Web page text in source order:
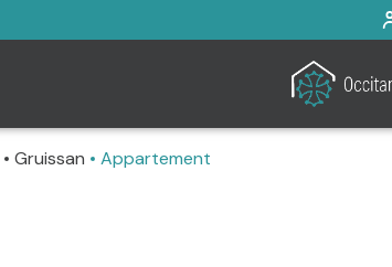
Gruissan Appartement